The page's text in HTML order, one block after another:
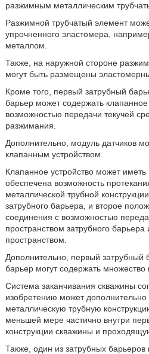
разжимным металлическим
Разжимной трубчатый элемент
упрочненного эластомера,
металлом.
Также, на наружной стороне
могут быть размещены
Кроме того, первый затрубный
барьер может содержать
возможностью передачи текучей
разжимания.
Дополнительно, модуль датчиков
клапанным устройством.
Клапанное устройство может
обеспечена возможность
металлической трубной
затрубного барьера, и второе
соединения с возможностью
пространством затрубного
пространством.
Дополнительно, первый затрубный
барьер могут содержать множество
Система заканчивания скважины
изобретению может дополнительно
металлическую трубную
меньшей мере частично внутри
конструкции скважины и
Также, один из затрубных